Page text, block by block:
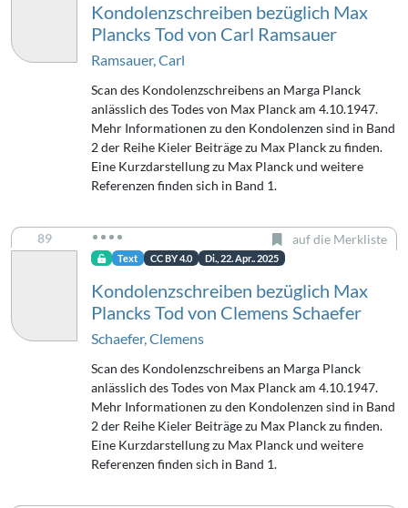
Kondolenzschreiben bezüglich Max
Plancks Tod von Carl Ramsauer
Ramsauer, Carl
Scan des Kondolenzschreibens an Marga Planck
anlässlich des Todes von Max Planck am 4.10.1947.
Mehr Informationen zu den Kondolenzen sind in Band
2 der Reihe Kieler Beiträge zu Max Planck zu finden.
Eine Kurzdarstellung zu Max Planck und weitere
Referenzen finden sich in Band 1.
89 auf die Merkliste
Text CC BY 4.0 Di., 22. Apr.. 2025
Kondolenzschreiben bezüglich Max
Plancks Tod von Clemens Schaefer
Schaefer, Clemens
Scan des Kondolenzschreibens an Marga Planck
anlässlich des Todes von Max Planck am 4.10.1947.
Mehr Informationen zu den Kondolenzen sind in Band
2 der Reihe Kieler Beiträge zu Max Planck zu finden.
Eine Kurzdarstellung zu Max Planck und weitere
Referenzen finden sich in Band 1.